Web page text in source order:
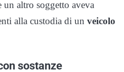
un altro soggetto aveva
alla custodia di un veicolo
sostanze